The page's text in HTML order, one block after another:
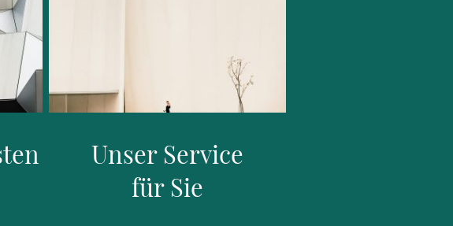
Unser Service
für Sie